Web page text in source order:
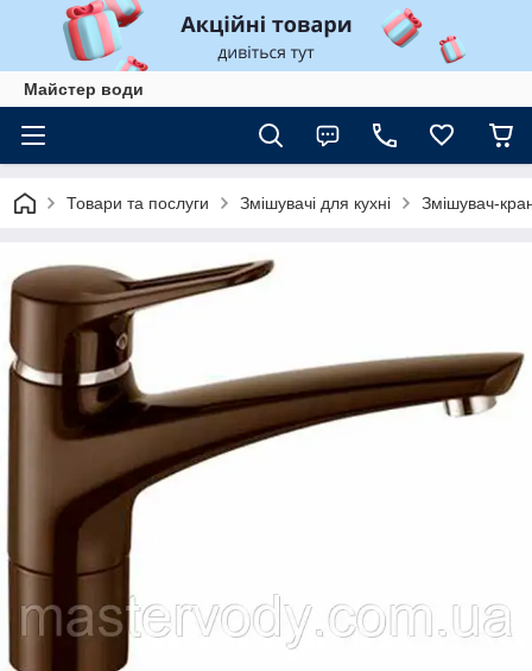
Майстер води
Товари та послуги Змішувачі для кухні Змішувач-